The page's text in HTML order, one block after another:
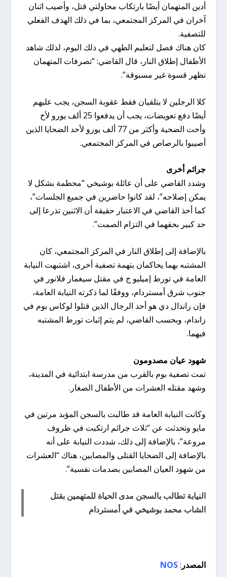
أدين المتهمان أيضًا بارتكاب محاولتي قتل، وأصيب اثنان
آخران في المركز المجتمعي، بما في ذلك الهدف الفعلي
للتصفية.
كان هناك فصل لتعليم الطهي في ذلك اليوم، لذلك شاهد
الأطفال إطلاق النار، قال القاضي: “تصرفات المتهمان
تظهر قسوة غير مسبوقة”.
كلا الرجلين لا يتلقيان فقط عقوبة السجن، يجب عليهم
أيضًا دفع تعويضات، يجب أن يدفعوا 25 ألف يورو لأخ
وأخت الضحية وأكثر من 77 ألف يورو لأحد الضحايا الذين
أصيبوا بالرصاص في المركز المجتمعي.
جرائم أخرى
وشدد القاضي على أن عائلة بوشيخي “محطمة بشكل لا
يمكن إصلاحه”، لقد كانوا حاضرين في جميع الجلسات”،
كما أخذ القاضي في الاعتبار حقيقة أن الاثنين تذرعا إلى
حد كبير بحقهما في التزام الصمت”.
بالإضافة إلى إطلاق النار في المركز المجتمعي، كان
المشتبه بهما يحاكمان بتهمة تصفية أخرى، اشتبهت النيابة
العامة في تورط إميليو ج في مقتل سيغمار فلانور في
جنوب شرق أمستردام، ووفقًا لما ذكرته النيابة العامة،
فإن راندال دي هو أحد الرجال الذين قتلوا لوكاس بوم في
زاندام، وبحسب القاضي، لم يتم إثبات تورط المشتبه
فيهما.
شهود عيان مصدومون
تمت تصفية بوم بالقرب من مدرسة ابتدائية في المدينة،
وشهد مقتله العشرات من الأطفال الصغار.
وكانت النيابة العامة قد طالبت بالسجن المؤبد مرتين في
مايو وتحدثت عن “ثلاث جرائم ارتكبت في ظروف
مروعة”، بالإضافة إلى ذلك، شددت النيابة على أنه
بالإضافة إلى الضحايا القتلى والمصابين، هناك “العشرات
من شهود العيان المصابين بصدمات نفسية”.
النيابة تطالب بالسجن مدى الحياة للمتهمين بقتل
الشاب محمد بوشيخي في أمستردام
المصدر :
NOS